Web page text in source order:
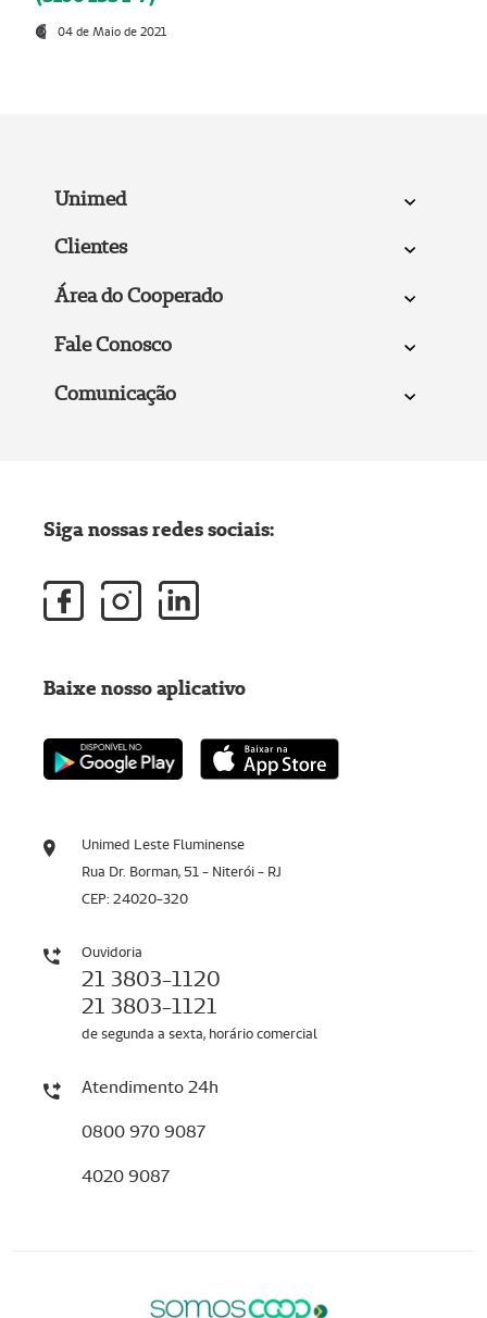
04 de Maio de 2021
Unimed
Clientes
Área do Cooperado
Fale Conosco
Comunicação
Unimed Leste Fluminense
Rua Dr. Borman, 51 - Niterói - RJ
CEP: 24020-320
Ouvidoria
21 3803-1120
21 3803-1121
de segunda a sexta, horário comercial
Atendimento 24h
0800 970 9087
4020 9087
Siga nossas redes sociais:
Baixe nosso aplicativo